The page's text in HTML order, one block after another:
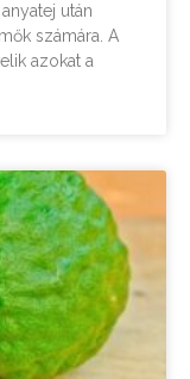
után
számára. A
azokat a